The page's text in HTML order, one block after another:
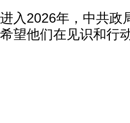
进入2026年，中共政
希望他们在见识和行